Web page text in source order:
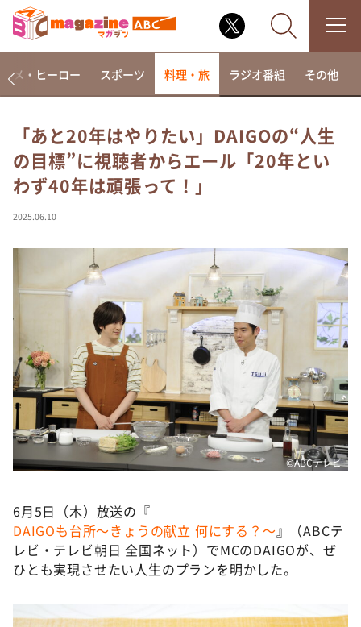
なるみ・岡村の過ぎるTV
相席食堂
これ余談なんですけど・・・
て真剣です
探偵！ナイトスクープ
news おかえり
河合＆A.B.C-Z塚田×福井アナ「なんでやねん！？」
（news おかえり）
DAIGOも台所 ～きょうの献立 何にする？～
本日はダイアンなり！シーズン２
朝だ！生です旅サラダ
教えて！ニュースライブ 正義のミカタ
新婚さんいらっしゃい！
ポツンと一軒家
ザキ山小屋本館
アナ回覧板
メ・ヒーロー スポーツ 料理・旅 ラジオ番組 その他
「あと20年はやりたい」DAIGOの“人生
の目標”に視聴者からエール「20年とい
わず40年は頑張って！」
2025.06.10
©ABCテレビ
6月5日（木）放送の『
DAIGOも台所～きょうの献立 何にする？～』（ABCテ
レビ・テレビ朝日 全国ネット）でMCのDAIGOが、ぜ
ひとも実現させたい人生のプランを明かした。